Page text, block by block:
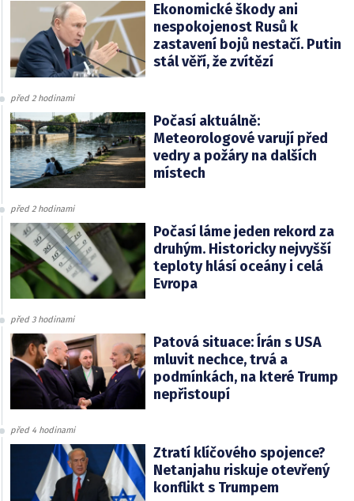
Ekonomické škody ani
nespokojenost Rusů k
zastavení bojů nestačí. Putin
stál věří, že zvítězí
před 2 hodinami
Počasí aktuálně:
Meteorologové varují před
vedry a požáry na dalších
místech
před 2 hodinami
Počasí láme jeden rekord za
druhým. Historicky nejvyšší
teploty hlásí oceány i celá
Evropa
před 3 hodinami
Patová situace: Írán s USA
mluvit nechce, trvá a
podmínkách, na které Trump
nepřistoupí
před 4 hodinami
Ztratí klíčového spojence?
Netanjahu riskuje otevřený
konflikt s Trumpem